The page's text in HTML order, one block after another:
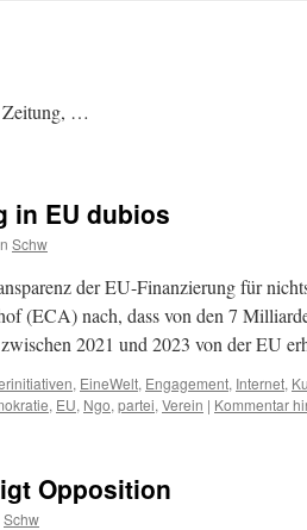
Zeitung, …
in EU dubios
Schw
der EU-Finanzierung für
(ECA) nach, dass von den 7
2021 und 2023 von der EU
, EineWelt, Engagement, Internet,
, EU, Ngo, partei, Verein | Kommentar
Opposition
Schw